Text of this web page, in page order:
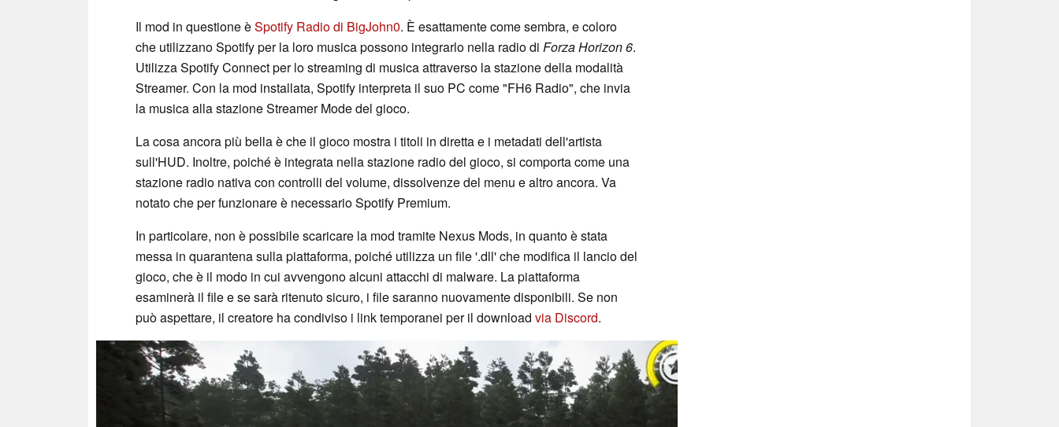
Il mod in questione èSpotify Radio di BigJohn0. È esattamente come sembra, e coloro
che utilizzano Spotify per la loro musica possono integrarlo nella radio di Forza Horizon 6.
Utilizza Spotify Connect per lo streaming di musica attraverso la stazione della modalità
Streamer. Con la mod installata, Spotify interpreta il suo PC come "FH6 Radio", che invia
la musica alla stazione Streamer Mode del gioco.
La cosa ancora più bella è che il gioco mostra i titoli in diretta e i metadati dell'artista
sull'HUD. Inoltre, poiché è integrata nella stazione radio del gioco, si comporta come una
stazione radio nativa con controlli del volume, dissolvenze del menu e altro ancora. Va
notato che per funzionare è necessario Spotify Premium.
In particolare, non è possibile scaricare la mod tramite Nexus Mods, in quanto è stata
messa in quarantena sulla piattaforma, poiché utilizza un file '.dll' che modifica il lancio del
gioco, che è il modo in cui avvengono alcuni attacchi di malware. La piattaforma
esaminerà il file e se sarà ritenuto sicuro, i file saranno nuovamente disponibili. Se non
può aspettare, il creatore ha condiviso i link temporanei per il download via Discord.